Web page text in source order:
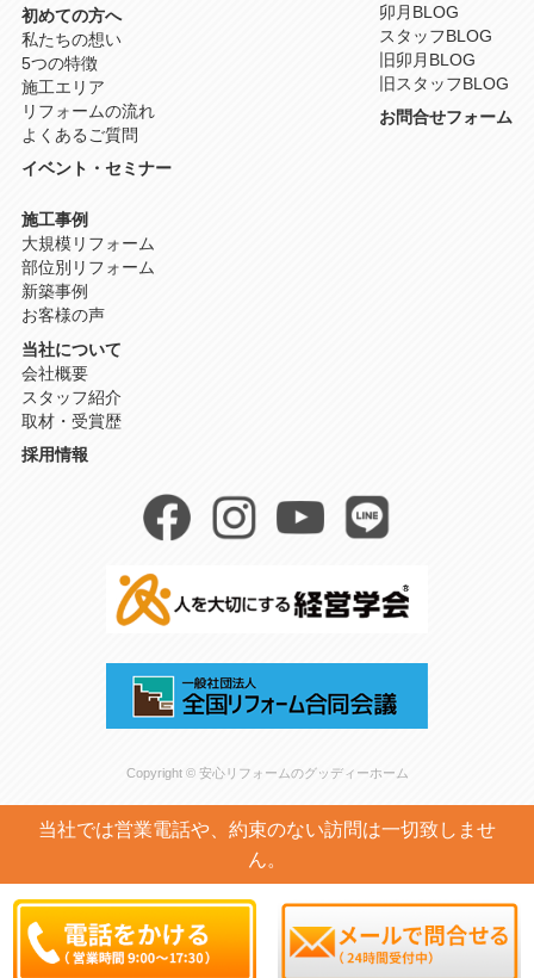
初めての方へ
私たちの想い
5つの特徴
施工エリア
リフォームの流れ
よくあるご質問
イベント・セミナー
施工事例
大規模リフォーム
部位別リフォーム
新築事例
お客様の声
当社について
会社概要
スタッフ紹介
取材・受賞歴
採用情報
卯月BLOG
スタッフBLOG
旧卯月BLOG
旧スタッフBLOG
お問合せフォーム
Copyright © 安心リフォームのグッディーホーム
当社では営業電話や、約束のない訪問は一切致しませ
ん。